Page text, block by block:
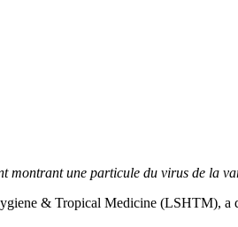
montrant une particule du virus de la
& Tropical Medicine (LSHTM), a